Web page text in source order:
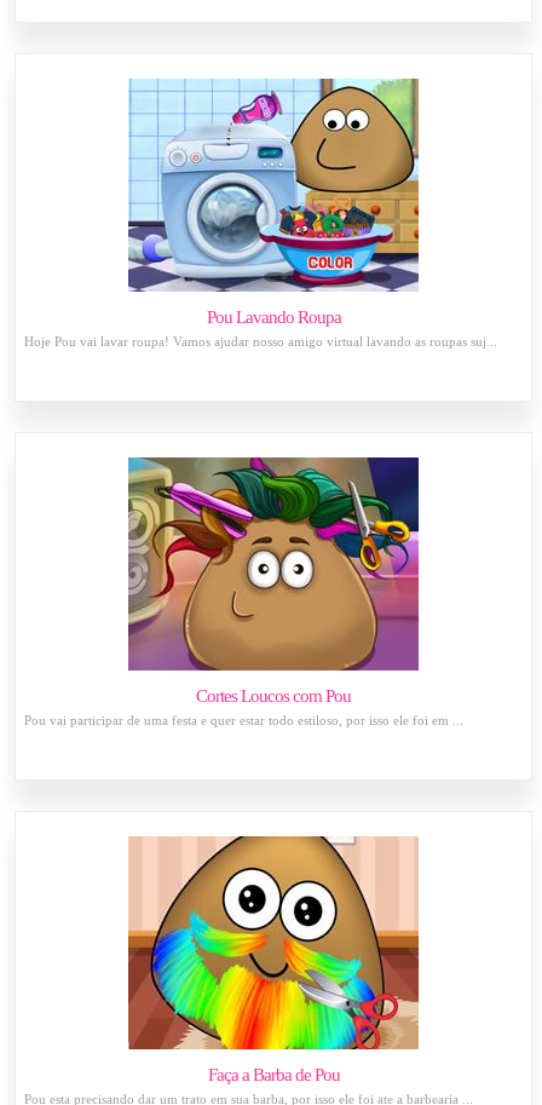
Pou Lavando Roupa
Hoje Pou vai lavar roupa! Vamos ajudar nosso amigo virtual lavando as roupas suj...
Cortes Loucos com Pou
Pou vai participar de uma festa e quer estar todo estiloso, por isso ele foi em ...
Faça a Barba de Pou
Pou esta precisando dar um trato em sua barba, por isso ele foi ate a barbearia ...